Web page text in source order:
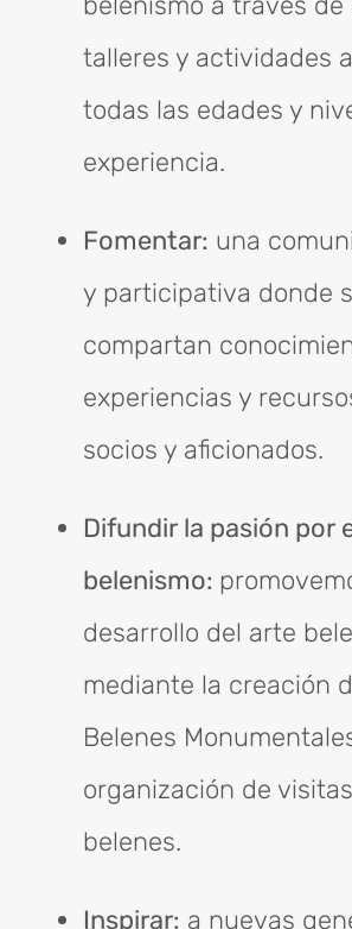
talleres y actividades
todas las edades y
experiencia.
Fomentar: una
y participativa donde
compartan
experiencias y
socios y aficionados.
Difundir la pasión por
belenismo:
desarrollo del arte
mediante la creación
Belenes
organización de
belenes.
Inspirar: a nuevas